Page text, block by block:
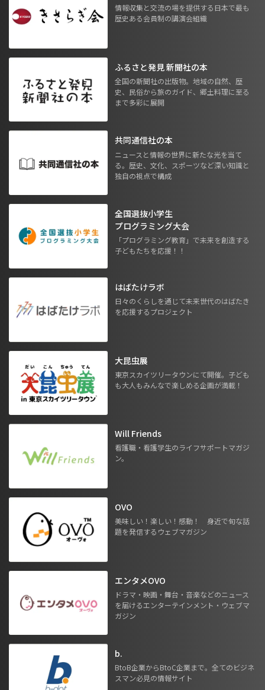
情報収集と交流の場を提供する日本で最も
歴史ある会員制の講演会組織
ふるさと発見 新聞社の本
全国の新聞社の出版物。地域の自然、歴
史、民俗から旅のガイド、郷土料理に至る
まで多彩に展開
共同通信社の本
ニュースと情報の世界に新たな光を当て
る。歴史、文化、スポーツなど深い知識と
独自の視点で構成
全国選抜小学生
プログラミング大会
「プログラミング教育」で未来を創造する
子どもたちを応援！！
はばたけラボ
日々のくらしを通じて未来世代のはばたき
を応援するプロジェクト
大昆虫展
東京スカイツリータウンにて開催。子ども
も大人もみんなで楽しめる企画が満載！
Will Friends
看護職・看護学生のライフサポートマガジ
ン。
OVO
美味しい！楽しい！感動！ 身近で旬な話
題を発信するウェブマガジン
エンタメOVO
ドラマ・映画・舞台・音楽などのニュース
を届けるエンターテインメント・ウェブマ
ガジン
b.
BtoB企業からBtoC企業まで。全てのビジネ
スマン必見の情報サイト